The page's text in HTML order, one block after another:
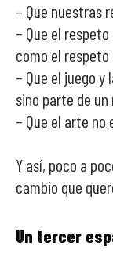
– Que nuestras
– Que el
como el respeto
– Que el juego
sino parte de un
– Que el arte no
Y así, poco a
cambio que
Un tercer